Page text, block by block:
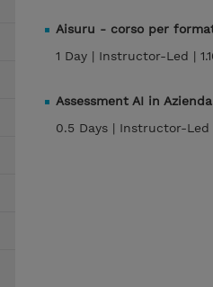
Aisuru - corso per
1 Day | Instructor-Led |
Assessment AI in
0.5 Days | Instructor-Led